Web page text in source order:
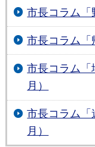
市長コラム「
市長コラム「
市長コラム「
月）
市長コラム「
月）